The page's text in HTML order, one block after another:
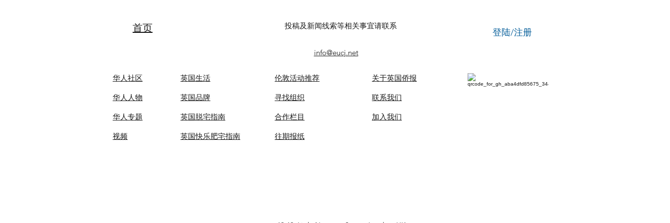
夏令营营员
首页 投稿及新闻线索等相关事宜请联系
登陆/注册
info@eucj.net
华人社区
华人人物
华人专题
视频
英国生活​
英国品牌
英国脱宅指南
英国快乐肥宅指南
伦敦活动推荐
​寻找组织
合作栏目
​往期报纸
关于英国侨报
联系我们
​加入我们